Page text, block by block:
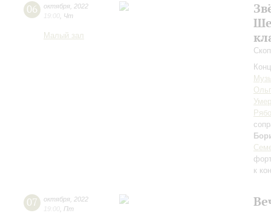
06 октября 2022
19:00 Чт
Малый зал
к
07 октября 2022
19:00 Пт